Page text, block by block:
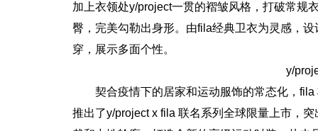
加上衣领处y/project一贯的褶皱风格，打破常规
臀，完美勾勒出身形。由fila经典卫衣为灵感，
穿，展示多面个性。
y/
契合疫情下的居家和运动服饰的常态化，
推出了y/project x fila 联名系列全球限量上市，